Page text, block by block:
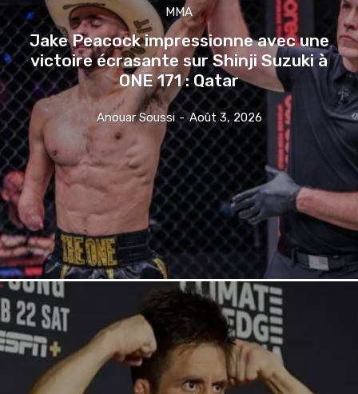
MMA
Jake Peacock impressionne avec une
victoire écrasante sur Shinji Suzuki à
ONE 171 : Qatar
Anouar Soussi - Août 3, 2026